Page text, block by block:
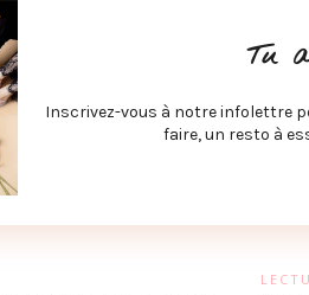
À DÉCOUVRIR
& MÉDIAS
Tu
Inscrivez-vous à notre infolettre
faire, un resto à